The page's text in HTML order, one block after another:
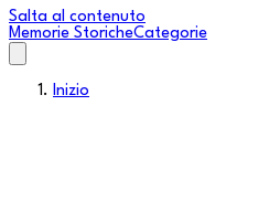
Salta al contenuto
Memorie StoricheCategorie
Inizio